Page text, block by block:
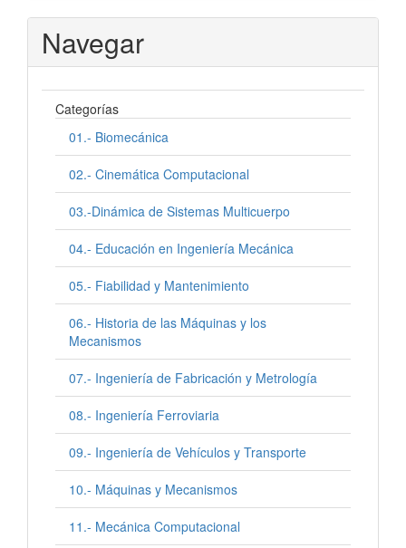
Navegar
Categorías
01.- Biomecánica
02.- Cinemática Computacional
03.-Dinámica de Sistemas Multicuerpo
04.- Educación en Ingeniería Mecánica
05.- Fiabilidad y Mantenimiento
06.- Historia de las Máquinas y los
Mecanismos
07.- Ingeniería de Fabricación y Metrología
08.- Ingeniería Ferroviaria
09.- Ingeniería de Vehículos y Transporte
10.- Máquinas y Mecanismos
11.- Mecánica Computacional